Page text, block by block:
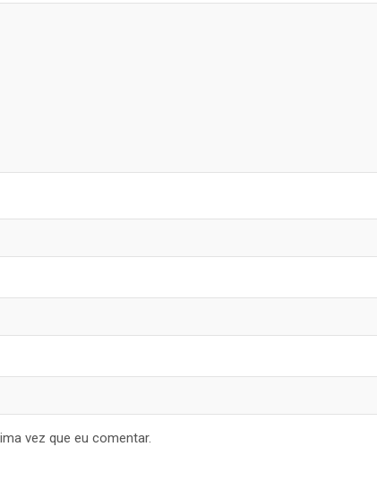
vez que eu comentar.